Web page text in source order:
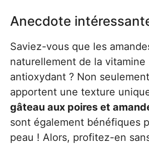
Anecdote
Saviez-vous que les
naturellement de la vitamine
antioxydant ? Non
apportent une texture
gâteau aux poires et
sont également bénéfiques
peau ! Alors, profitez-en